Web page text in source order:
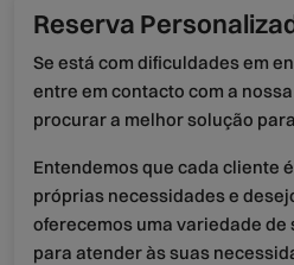
Reserva
Se está com dificuldades em
entre em contacto com a
procurar a melhor solução
Entendemos que cada cliente
próprias necessidades e
oferecemos uma variedade
para atender às suas